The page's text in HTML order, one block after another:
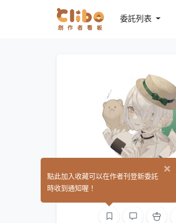
委託列表
M4R (0)
×
點此加入收藏可以在作者刊登新委託
時收到通知喔！